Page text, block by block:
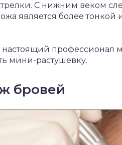
С нижним веком
является более тонкой
профессионал
мини-растушевку.
бровей